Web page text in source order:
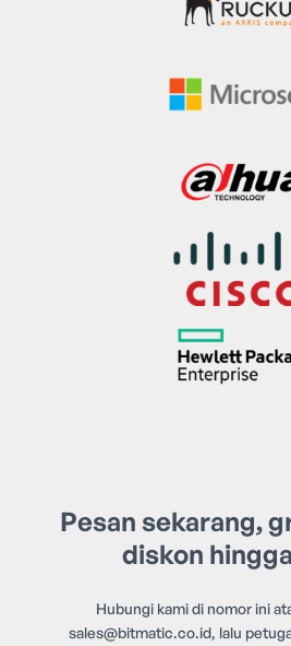
Pesan sekarang,
diskon
Hubungi kami di nomor ini
sales@bitmatic.co.id, lalu